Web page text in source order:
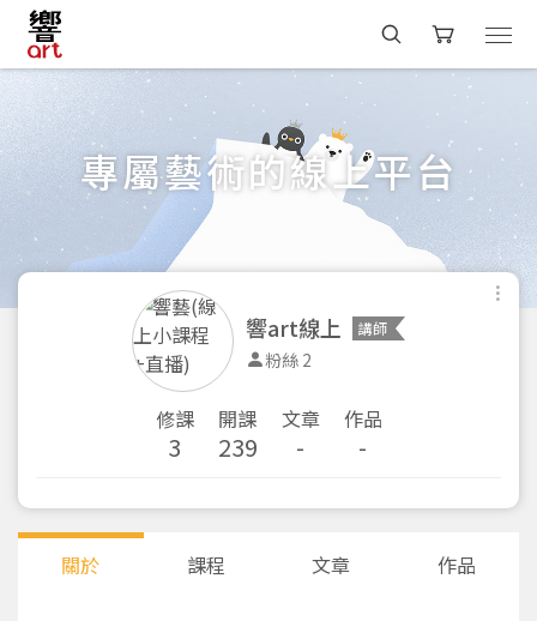
專屬藝術的線上平台
響art線上 講師
粉絲 2
修課
3
開課
239
文章
-
作品
-
關於 課程 文章 作品